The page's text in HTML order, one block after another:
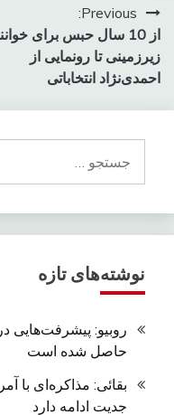
راهبری
نوشته
Previous:
از 10 سال حبس برای
زيرزمينی تا رونمایی از
احمدی‌نژاد انتخاباتی
برای:
نوشته‌های تازه
روبیو: پیشرفت‌هایی
حاصل شده است
بقائی: مذاکره‌ای با
جدیت ادامه دارد